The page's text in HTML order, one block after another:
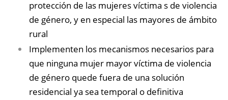
protección de las mujeres víctima s de violencia
de género, y en especial las mayores de ámbito
rural
Implementen los mecanismos necesarios para
que ninguna mujer mayor víctima de violencia
de género quede fuera de una solución
residencial ya sea temporal o definitiva